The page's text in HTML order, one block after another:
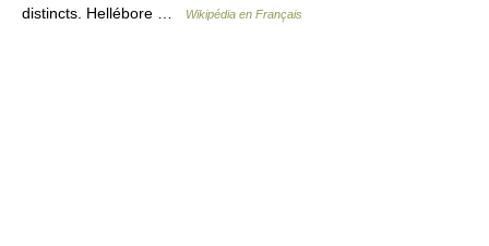
distincts. Hellébore …
Wikipédia en Français